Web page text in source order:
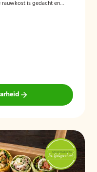
is gedacht en